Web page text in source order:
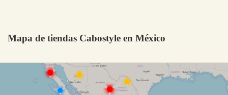
Mapa de tiendas Cabostyle en México